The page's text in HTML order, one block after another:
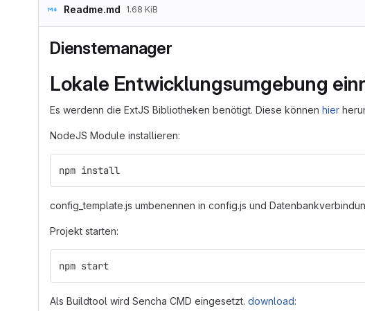
Readme.md 1.68 KiB
Dienstemanager
Lokale Entwicklungsumgebung
Es werdenn die ExtJS Bibliotheken benötigt. Diese können hier
NodeJS Module installieren:
npm install
config_template.js umbenennen in config.js und
Projekt starten:
npm start
Als Buildtool wird Sencha CMD eingesetzt. download: